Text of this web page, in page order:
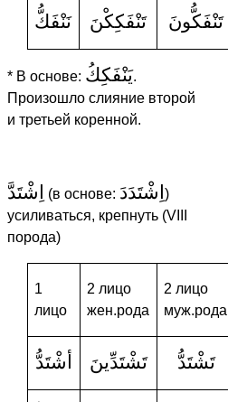
نَنْفَكُّ تَنْفَكِكْنَ تَنْفَكُّونَ
* В основе: يَنْفَكِكُ.
Произошло слияние второй
и третьей коренной.
اِشْتَدَّ (в основе: اِشْتَدَدَ )
усиливаться, крепнуть (VIII
порода)
1
лицо
2 лицо
жен.рода
2 лицо
муж.рода
أشْتَدُّ تَشْتَدِّينَ تَشْتَدُّ